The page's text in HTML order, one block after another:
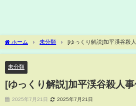
ホーム 未分類 [ゆっくり解説]加平渓谷殺
未分類
[ゆっくり解説]加平渓谷殺人
2025年7月21日 2025年7月21日